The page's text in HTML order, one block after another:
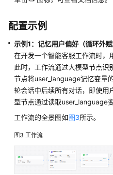
AgentArts
成
授
权
管
理
源
与
配置示例
示例1： 记忆用户偏好（循环外赋
在开发一个智能客服工作流时，
此时，工作流通过大模型节点识
节点将user_language记忆变量
轮会话中后续所有对话，即使用
型节点通过读取user_language
工作流的全景图如图3所示。
图3 工作流